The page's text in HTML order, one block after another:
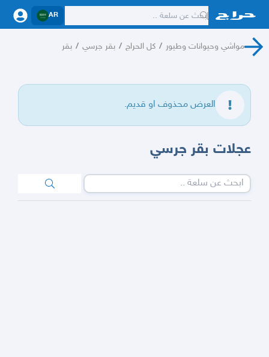
AR
مواشي وحيوانات وطيور / كل الحراج / بقر جرسي / بقر
العرض محذوف او قديم.
عجلات بقر جرسي